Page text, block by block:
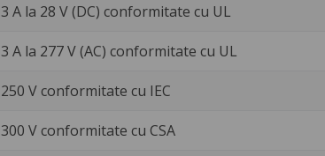
3 A la 28 V (DC) conformitate cu UL
3 A la 277 V (AC) conformitate cu UL
250 V conformitate cu IEC
300 V conformitate cu CSA